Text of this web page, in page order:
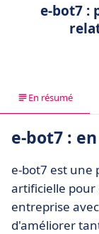
e-bot7 :
En résumé
e-bot7 :
e-bot7 est une
artificielle
entreprise
d'améliorer